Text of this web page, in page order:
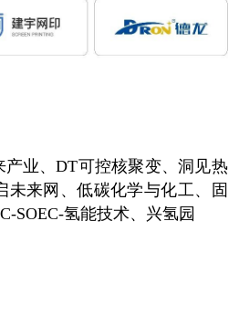
业、DT可控核聚变、洞见热
来网、低碳化学与化工、固
SOEC-氢能技术、兴氢园